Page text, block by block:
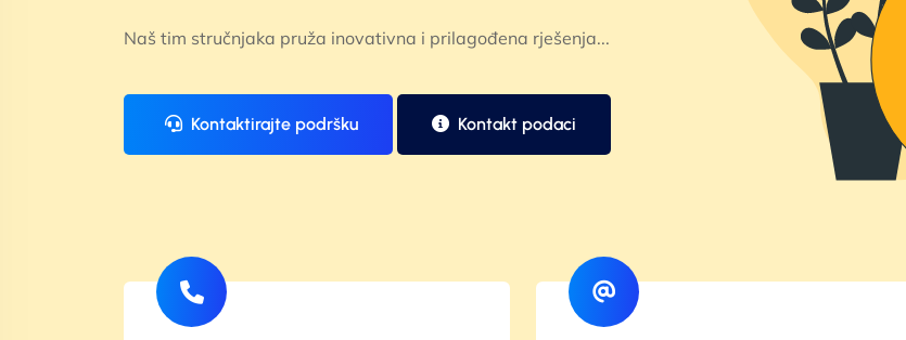
Naš tim stručnjaka pruža inovativna i prilagođena rješenja...
Kontaktirajte podršku Kontakt podaci